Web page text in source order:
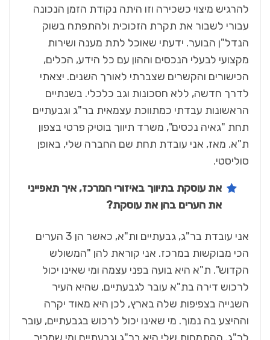
להרגיש מיצוי כשכירה וזו היתה נקודת הזמן הנכונה
עבורי לשבור את תקרת הזכוכית ולהתפתח בשוק
הנדל"ן הבוער. ידעתי שאוכל לתת מענה ושירות
מקצועי לבעלי הנכסים וההון עם כל הידע, הכלים,
הכישורים והקשרים שצברתי לאורך השנים. יצאתי
לדרך חדשה, ללא חסכונות וגב כלכלי. בשנתיים
הראשונות עבדתי כמתווכת עצמאית בר"ג וגבעתיים
תחת "גאיה נכסים", משרד תיווך בוטיק פרטי בצפון
ת"א. מאז, אני עובדת תחת שם החברה שלי, באופן
סוליסטי.
את עוסקת בתיווך באיזורי המרכז, איך תאפייני
את הערים בהן את עוסקת?
אני עובדת בר"ג, גבעתיים ות"א, כאשר הן 3 הערים
הכי מבוקשות במרכז. אני קוראת להן "המשולש
הקדוש". ת"א היא בועה בפני עצמה ומי שאינו יכול
לרכוש דירה בת"א עובר לגבעתיים, שהיא העיר
השנייה בצפיפות שלה בארץ, לכן היא מאוד יקרה
וההיצע בה נמוך. מי שאינו יכול לרכוש בגבעתיים, עובר